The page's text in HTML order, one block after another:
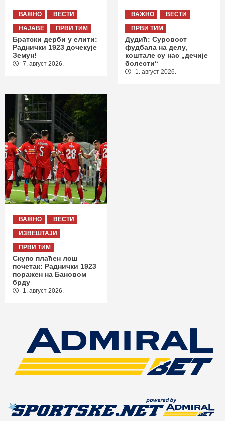
ВАЖНО
ВЕСТИ
НАЈАВЕ
ПРВИ ТИМ
Братски дерби у елити:
Раднички 1923 дочекује
Земун!
7. август 2026.
ВАЖНО
ВЕСТИ
ПРВИ ТИМ
Дудић: Суровост
фудбала на делу,
коштале су нас „дечије
болести“
1. август 2026.
ВАЖНО
ВЕСТИ
ИЗВЕШТАЈИ
ПРВИ ТИМ
Скупо плаћен лош
почетак: Раднички 1923
поражен на Бановом
брду
1. август 2026.